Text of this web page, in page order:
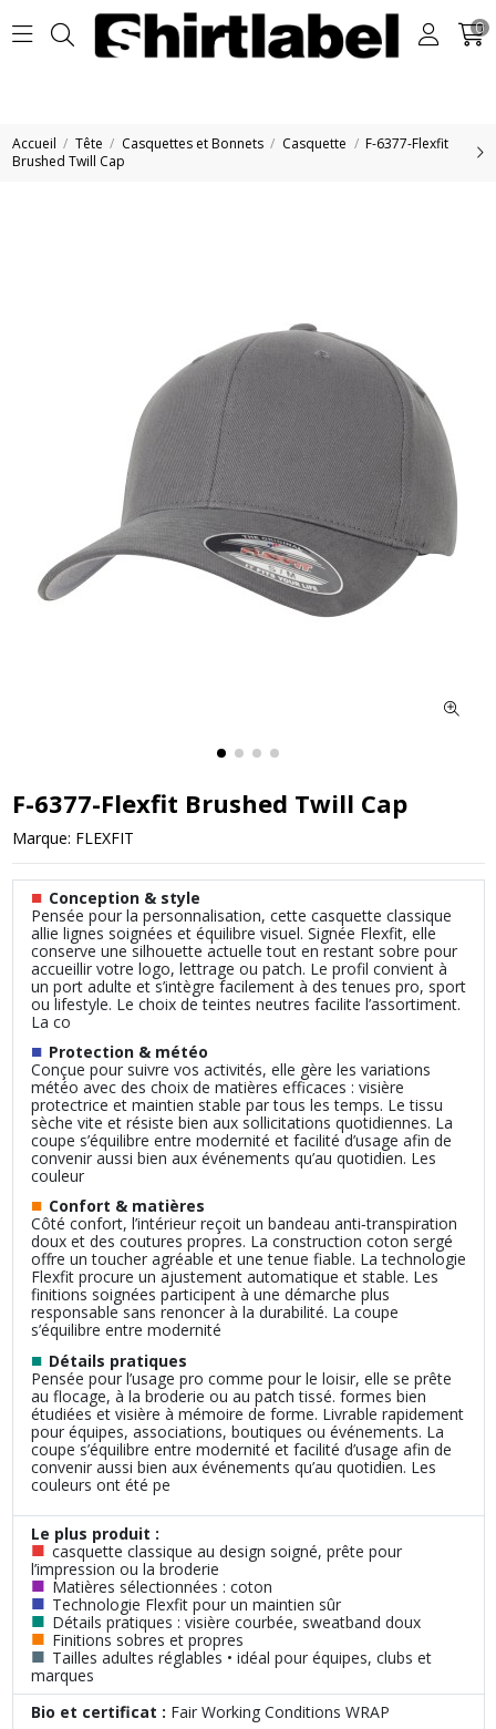
0
Accueil Tête Casquettes et Bonnets Casquette
F-6377-Flexfit
Brushed Twill Cap
F-6377-Flexfit Brushed Twill Cap
Marque: FLEXFIT
■ Conception & style
Pensée pour la personnalisation, cette casquette classique
allie lignes soignées et équilibre visuel. Signée Flexfit, elle
conserve une silhouette actuelle tout en restant sobre pour
accueillir votre logo, lettrage ou patch. Le profil convient à
un port adulte et s’intègre facilement à des tenues pro, sport
ou lifestyle. Le choix de teintes neutres facilite l’assortiment.
La co
■ Protection & météo
Conçue pour suivre vos activités, elle gère les variations
météo avec des choix de matières efficaces : visière
protectrice et maintien stable par tous les temps. Le tissu
sèche vite et résiste bien aux sollicitations quotidiennes. La
coupe s’équilibre entre modernité et facilité d’usage afin de
convenir aussi bien aux événements qu’au quotidien. Les
couleur
■ Confort & matières
Côté confort, l’intérieur reçoit un bandeau anti‑transpiration
doux et des coutures propres. La construction coton sergé
offre un toucher agréable et une tenue fiable. La technologie
Flexfit procure un ajustement automatique et stable. Les
finitions soignées participent à une démarche plus
responsable sans renoncer à la durabilité. La coupe
s’équilibre entre modernité
■ Détails pratiques
Pensée pour l’usage pro comme pour le loisir, elle se prête
au flocage, à la broderie ou au patch tissé. formes bien
étudiées et visière à mémoire de forme. Livrable rapidement
pour équipes, associations, boutiques ou événements. La
coupe s’équilibre entre modernité et facilité d’usage afin de
convenir aussi bien aux événements qu’au quotidien. Les
couleurs ont été pe
Le plus produit :
■ casquette classique au design soigné, prête pour
l’impression ou la broderie
■ Matières sélectionnées : coton
■ Technologie Flexfit pour un maintien sûr
■ Détails pratiques : visière courbée, sweatband doux
■ Finitions sobres et propres
■ Tailles adultes réglables • idéal pour équipes, clubs et
marques
Bio et certificat : Fair Working Conditions WRAP